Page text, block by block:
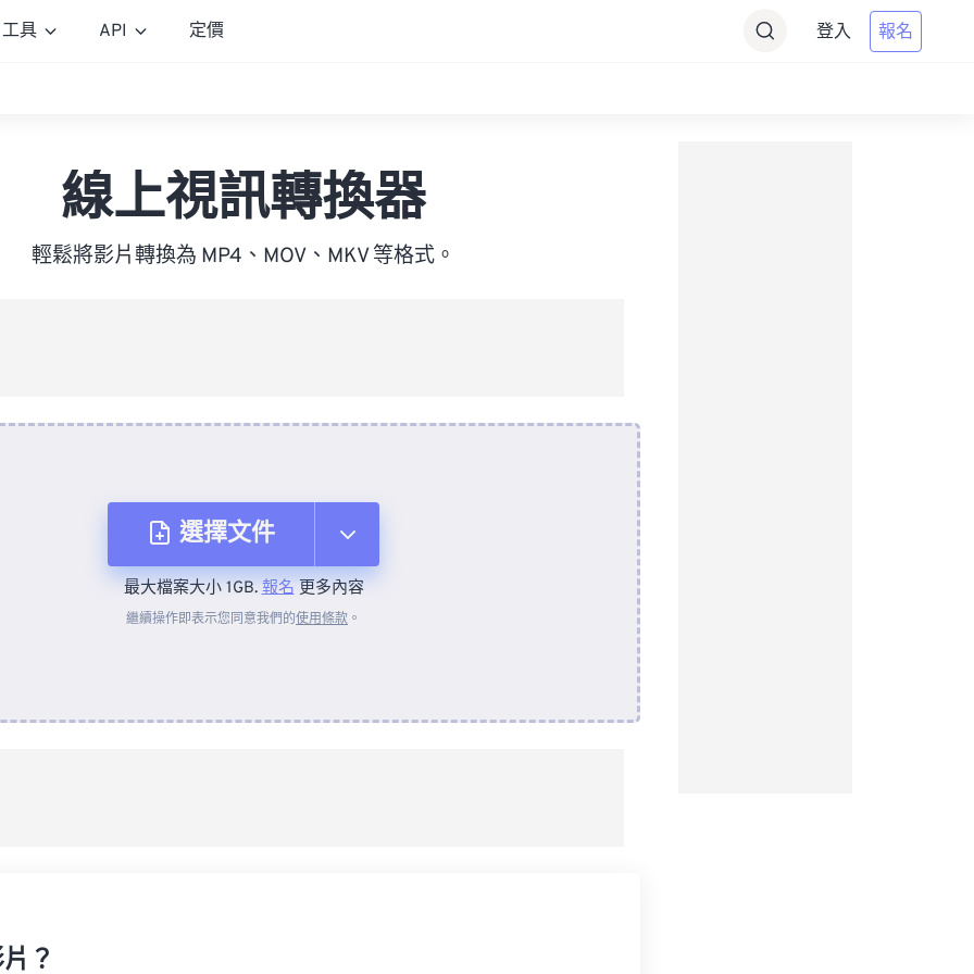
工具 API 定價 登入 報名
線上視訊轉換器
輕鬆將影片轉換為 MP4、MOV、MKV 等格式。
選擇文件
來自裝置
最大檔案大小 1GB.報名更多內容
繼續操作即表示您同意我們的使用條款 。
？